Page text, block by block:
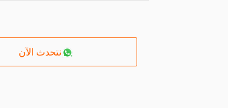
نتحدث الآن